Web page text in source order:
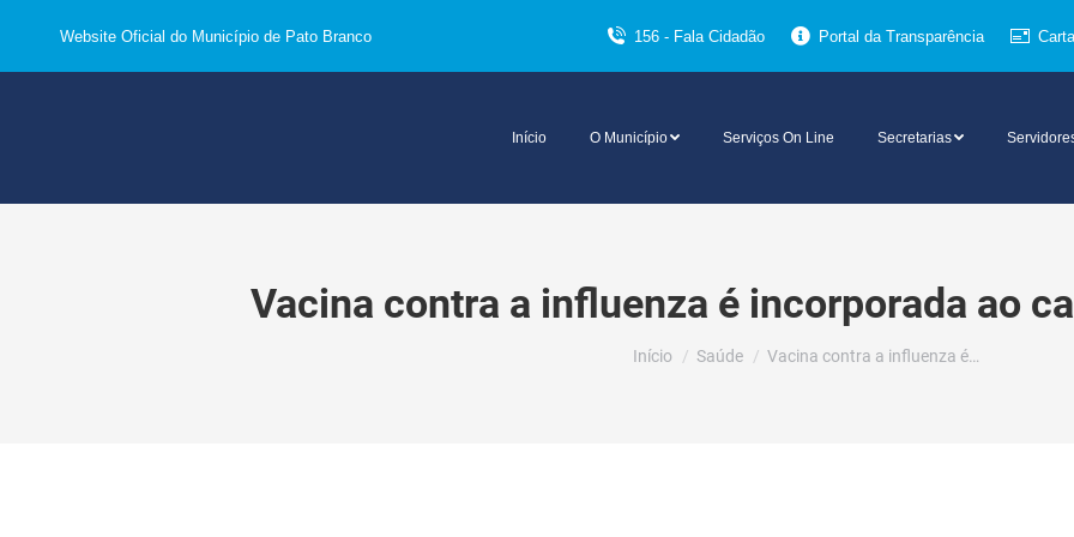
Website Oficial do Município de Pato Branco 156 - Fala Cidadão Portal da Transparência
Início O Município Serviços On Line Secretarias
Vacina contra a influenza é incorporada ao
Você está aqui:
Início Saúde Vacina contra a influenza é…